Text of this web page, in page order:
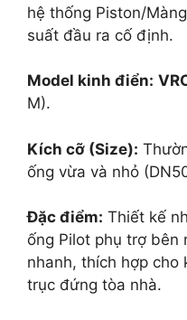
hệ thống Piston/
suất đầu ra cố định.
Model kinh điển:
M).
Kích cỡ (Size):
ống vừa và nhỏ
Đặc điểm: Thiết kế
ống Pilot phụ trợ bên
nhanh, thích hợp cho
trục đứng tòa nhà.